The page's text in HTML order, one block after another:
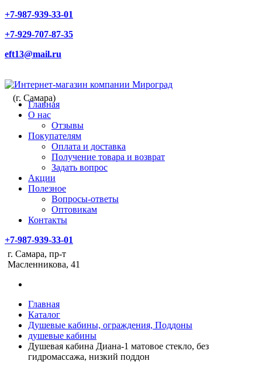
+7-987-939-33-01
+7-929-707-87-35
eft13@mail.ru
(г. Самара)
Главная
О нас
Отзывы
Покупателям
Оплата и доставка
Получение товара и возврат
Задать вопрос
Акции
Полезное
Вопросы-ответы
Оптовикам
Контакты
+7-987-939-33-01
г. Самара, пр-т
Масленникова, 41
Главная
Каталог
Душевые кабины, ограждения, Поддоны
душевые кабины
Душевая кабина Диана-1 матовое стекло, без
гидромассажа, низкий поддон